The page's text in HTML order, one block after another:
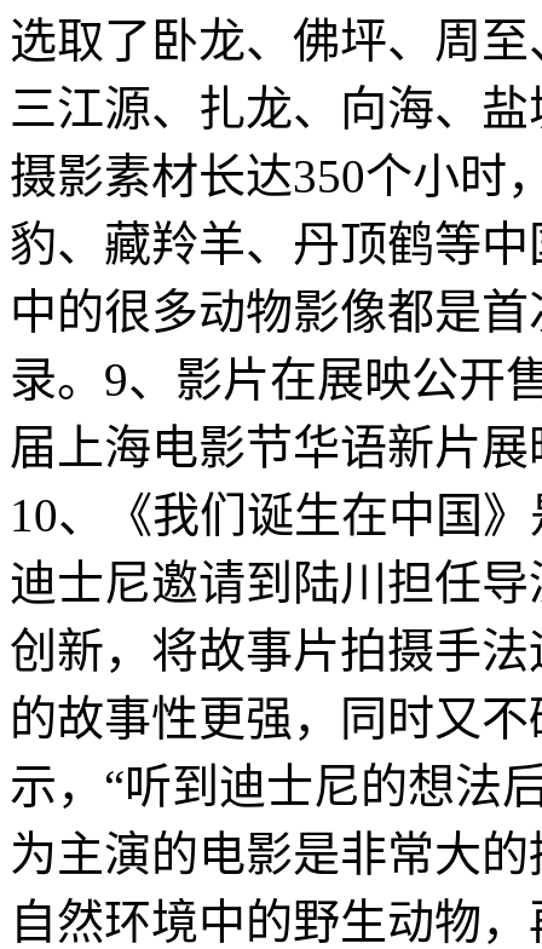
选取了卧龙、佛坪、周
三江源、扎龙、向海、
摄影素材长达350个小时
豹、藏羚羊、丹顶鹤等
中的很多动物影像都是
录。9、影片在展映公开
届上海电影节华语新片
10、《我们诞生在中国
迪士尼邀请到陆川担任
创新，将故事片拍摄手
的故事性更强，同时又
示，“听到迪士尼的想法
为主演的电影是非常大
自然环境中的野生动物